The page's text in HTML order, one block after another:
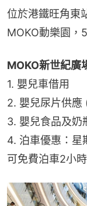
位於港鐵旺角東
MOKO動樂園，
MOKO新世紀廣
1. 嬰兒車借用
2. 嬰兒尿片供應
3. 嬰兒食品及奶
4. 泊車優惠：星
可免費泊車2小時